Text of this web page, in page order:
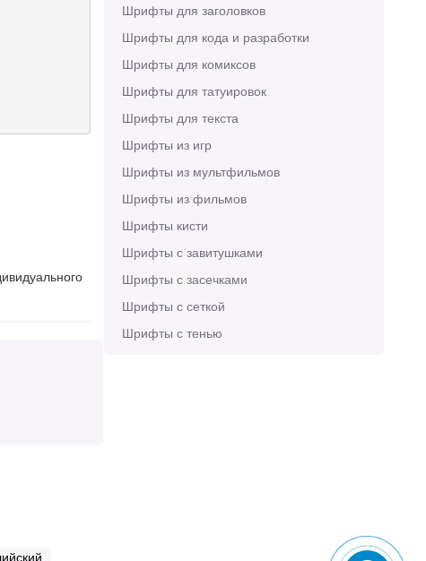
Шрифты для заголовков
Шрифты для кода и разработки
Шрифты для комиксов
Шрифты для татуировок
Шрифты для текста
Шрифты из игр
Шрифты из мультфильмов
Шрифты из фильмов
Шрифты кисти
Шрифты с завитушками
Шрифты с засечками
Шрифты с сеткой
Шрифты с тенью